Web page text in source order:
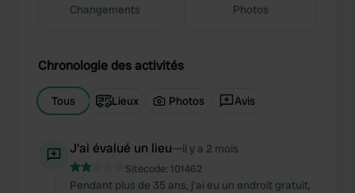
Changements Photos
Chronologie des activités
Tous Lieux Photos Avis
J'ai évalué un lieu—il y a 2 mois
Sitecode: 101462
Pendant plus de 35 ans, j'ai eu un endroit gratuit,